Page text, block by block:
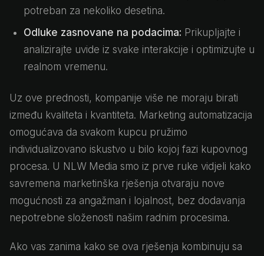
potreban za nekoliko desetina.
Odluke zasnovane na podacima: Prikupljajte i
analizirajte uvide iz svake interakcije i optimizujte u
realnom vremenu.
Uz ove prednosti, kompanije više ne moraju birati
između kvaliteta i kvantiteta. Marketing automatizacija
omogućava da svakom kupcu pružimo
individualizovano iskustvo u bilo kojoj fazi kupovnog
procesa. U NLW Media smo iz prve ruke vidjeli kako
savremena marketinška rješenja otvaraju nove
mogućnosti za angažman i lojalnost, bez dodavanja
nepotrebne složenosti našim radnim procesima.
Ako vas zanima kako se ova rješenja kombinuju sa